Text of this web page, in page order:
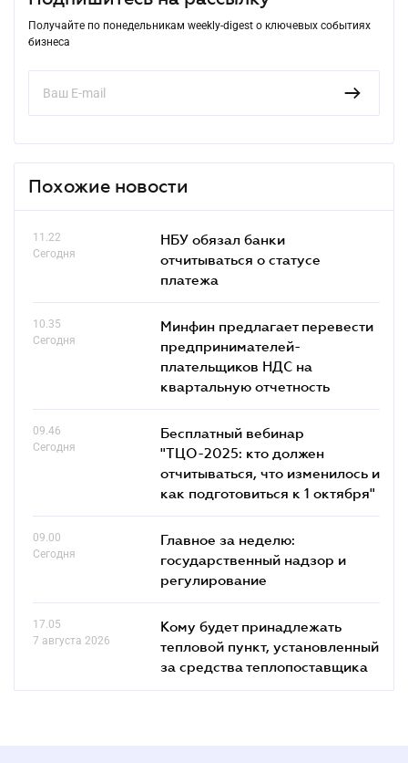
Получайте по понедельникам weekly-digest о ключевых событиях
бизнеса
Похожие новости
11.22
Сегодня
НБУ обязал банки
отчитываться о статусе
платежа
10.35
Сегодня
Минфин предлагает перевести
предпринимателей-
плательщиков НДС на
квартальную отчетность
09.46
Сегодня
Бесплатный вебинар
"ТЦО-2025: кто должен
отчитываться, что изменилось и
как подготовиться к 1 октября"
09.00
Сегодня
Главное за неделю:
государственный надзор и
регулирование
17.05
7 августа 2026
Кому будет принадлежать
тепловой пункт, установленный
за средства теплопоставщика